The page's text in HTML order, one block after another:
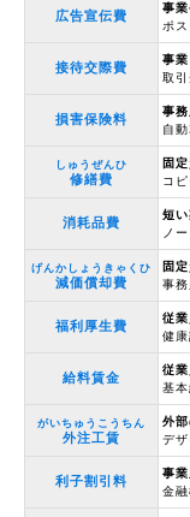
広告宣伝費
事
ポ
接待交際費
事
取
損害保険料
事
自
しゅうぜんひ
修繕費
固
コ
消耗品費
短
ノ
げんかしょうきゃくひ
減価償却費
固
事
福利厚生費
従
健
給料賃金
従
基
がいちゅうこうちん
外注工賃
外
デ
利子割引料
事
金